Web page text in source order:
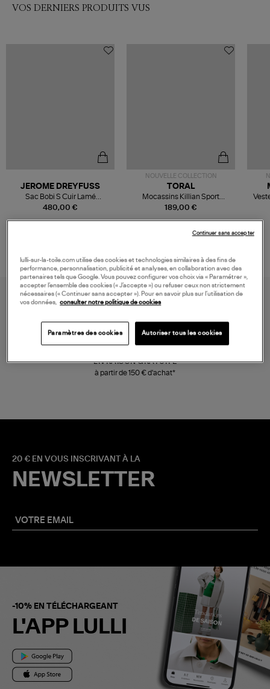
VOS DERNIERS PRODUITS VUS
480,00 €
JEROME DREYFUSS
Sac Bobi S Cuir Lamé
Champagne
NOUVELLE COLLECTION
189,00 €
TORAL
Mocassins Killian Sport
Mousse
LIVRAISON GRATUITE
à partir de 150 € d'achat*
20 € EN VOUS INSCRIVANT À LA
NEWSLETTER
-10% EN TÉLÉCHARGEANT
L'APP LULLI
lulli-sur-la-toile.com utilise des cookies et technologies similaires à des fins de
performance, personnalisation, publicité et analyses, en collaboration avec des
partenaires tels que Google. Vous pouvez configurer vos choix via « Paramétrer »,
accepter l’ensemble des cookies (« J’accepte ») ou refuser ceux non strictement
nécessaires (« Continuer sans accepter »). Pour en savoir plus sur l’utilisation de
vos données, consulter notre politique de cookies
Paramètres des cookies Autoriser tous les cookies
Continuer sans accepter